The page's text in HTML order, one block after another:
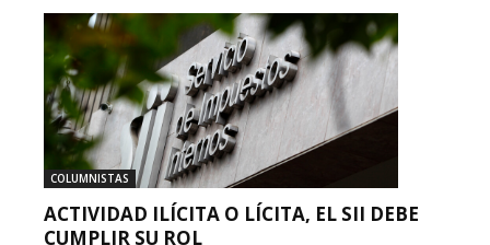
COLUMNISTAS
ACTIVIDAD ILÍCITA O LÍCITA, EL SII DEBE
CUMPLIR SU ROL